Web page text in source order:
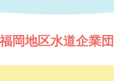
岡地区水道企業